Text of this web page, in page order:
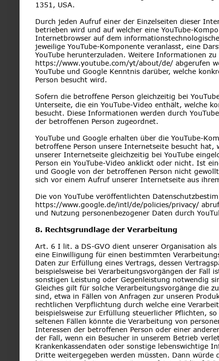
1351, USA.
Durch jeden Aufruf einer der Einzelseiten dieser
betrieben wird und auf welcher eine YouTube-
Internetbrowser auf dem
jeweilige YouTube-Komponente veranlasst, eine
YouTube herunterzuladen. Weitere Informationen
https://www.youtube.com/yt/about/de/ abgerufen
YouTube und Google Kenntnis darüber, welche
Person besucht wird.
Sofern die betroffene Person gleichzeitig bei
Unterseite, die ein YouTube-Video enthält, welche
besucht. Diese Informationen werden durch
der betroffenen Person zugeordnet.
YouTube und Google erhalten über die YouTube-
betroffene Person unsere Internetseite besucht
unserer Internetseite gleichzeitig bei YouTube
Person ein YouTube-Video anklickt oder nicht. Ist
und Google von der betroffenen Person nicht
sich vor einem Aufruf unserer Internetseite aus
Die von YouTube veröffentlichten
https://www.google.de/intl/de/policies/privacy/
und Nutzung personenbezogener Daten durch
8. Rechtsgrundlage der Verarbeitung
Art. 6 I lit. a DS-GVO dient unserer Organisation
eine Einwilligung für einen bestimmten
Daten zur Erfüllung eines Vertrags, dessen
beispielsweise bei Verarbeitungsvorgängen der
sonstigen Leistung oder Gegenleistung notwendig
Gleiches gilt für solche Verarbeitungsvorgänge die
sind, etwa in Fällen von Anfragen zur unseren
rechtlichen Verpflichtung durch welche eine
beispielsweise zur Erfüllung steuerlicher Pflichten,
seltenen Fällen könnte die Verarbeitung von
Interessen der betroffenen Person oder einer
der Fall, wenn ein Besucher in unserem Betrieb
Krankenkassendaten oder sonstige lebenswichtige
Dritte weitergegeben werden müssten. Dann